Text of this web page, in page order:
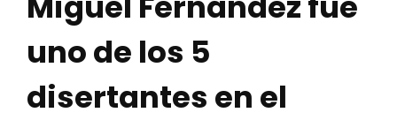
uno de los 5
disertantes en el